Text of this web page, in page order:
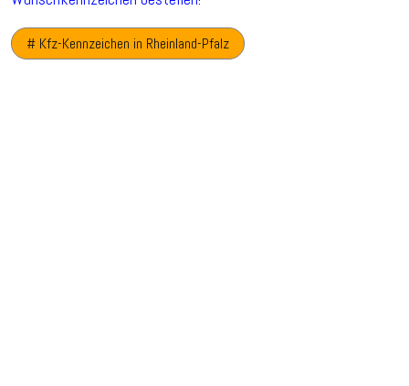
# Kfz-Kennzeichen in Rheinland-Pfalz